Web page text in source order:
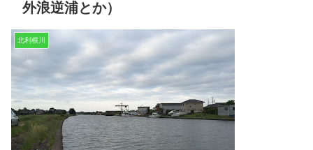
外浪逆浦とか）
北利根川